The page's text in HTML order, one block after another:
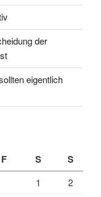
der
eigentlich
F S S
1
2